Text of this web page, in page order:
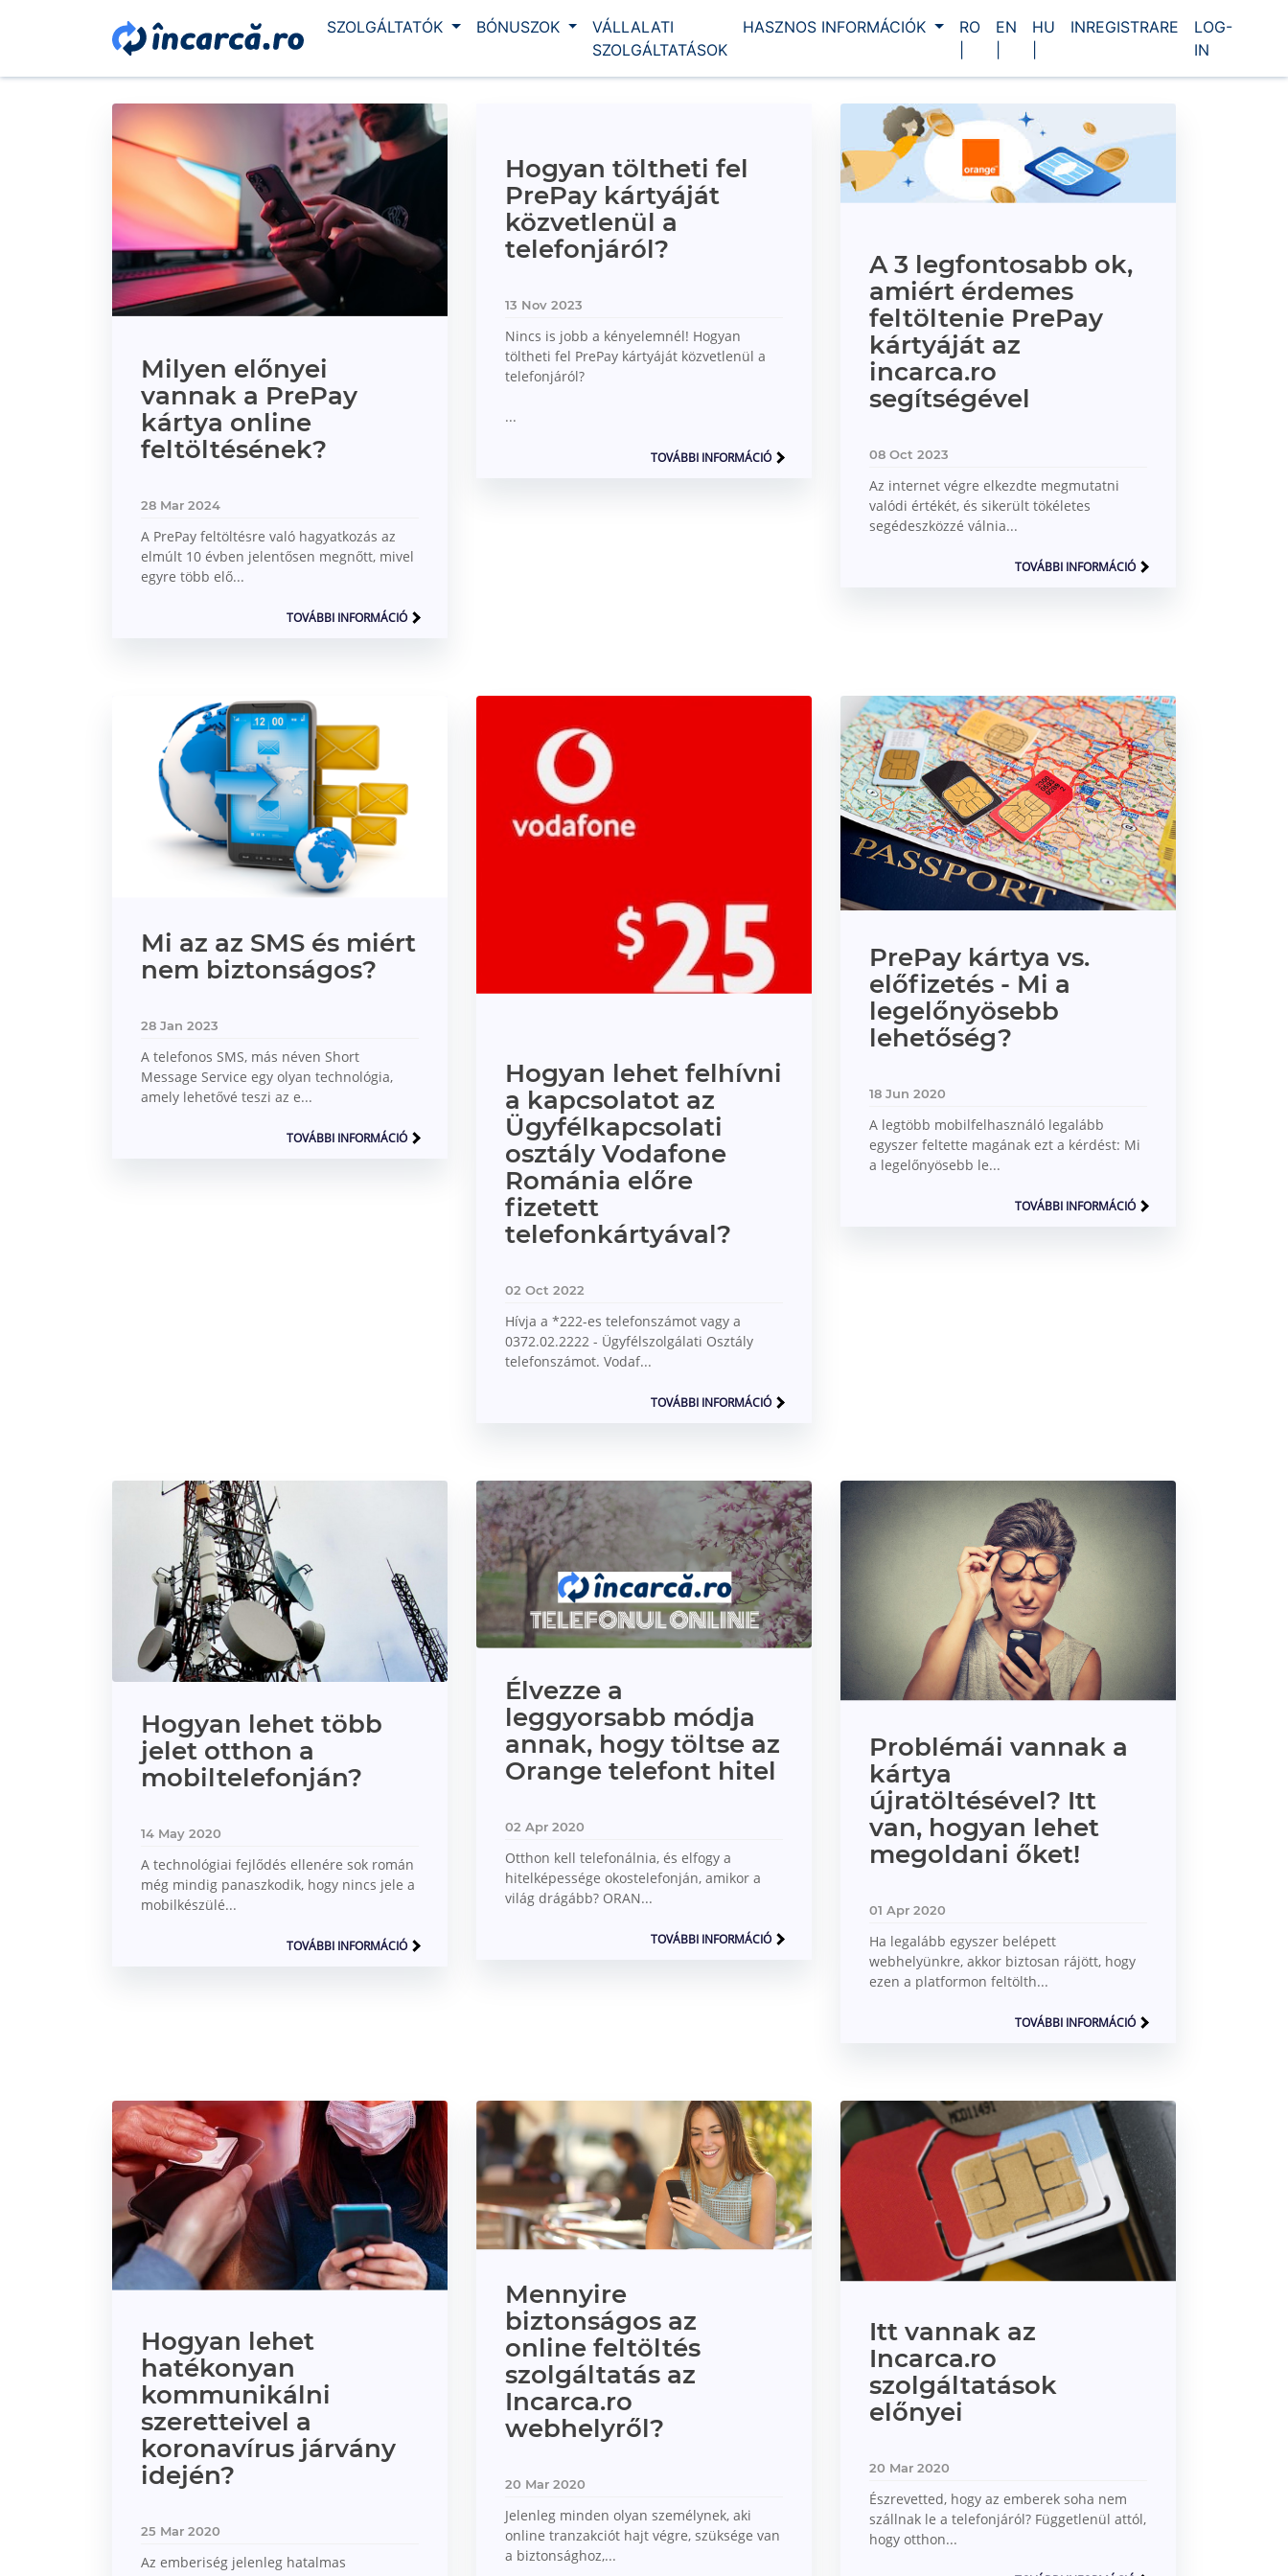
SZOLGÁLTATÓK BÓNUSZOK
VÁLLALATI
SZOLGÁLTATÁSOK
HASZNOS INFORMÁCIÓK
RO
EN
HU
INREGISTRARE
LOG-
IN
Milyen előnyei
vannak a PrePay
kártya online
feltöltésének?
28 Mar 2024
A PrePay feltöltésre való hagyatkozás az
elmúlt 10 évben jelentősen megnőtt, mivel
egyre több elő...
TOVÁBBI INFORMÁCIÓ
Hogyan töltheti fel
PrePay kártyáját
közvetlenül a
telefonjáról?
13 Nov 2023
Nincs is jobb a kényelemnél! Hogyan
töltheti fel PrePay kártyáját közvetlenül a
telefonjáról?
...
TOVÁBBI INFORMÁCIÓ
A 3 legfontosabb ok,
amiért érdemes
feltöltenie PrePay
kártyáját az
incarca.ro
segítségével
08 Oct 2023
Az internet végre elkezdte megmutatni
valódi értékét, és sikerült tökéletes
segédeszközzé válnia...
TOVÁBBI INFORMÁCIÓ
Mi az az SMS és miért
nem biztonságos?
28 Jan 2023
A telefonos SMS, más néven Short
Message Service egy olyan technológia,
amely lehetővé teszi az e...
TOVÁBBI INFORMÁCIÓ
Hogyan lehet felhívni
a kapcsolatot az
Ügyfélkapcsolati
osztály Vodafone
Románia előre
fizetett
telefonkártyával?
02 Oct 2022
Hívja a *222-es telefonszámot vagy a
0372.02.2222 - Ügyfélszolgálati Osztály
telefonszámot. Vodaf...
TOVÁBBI INFORMÁCIÓ
PrePay kártya vs.
előfizetés - Mi a
legelőnyösebb
lehetőség?
18 Jun 2020
A legtöbb mobilfelhasználó legalább
egyszer feltette magának ezt a kérdést: Mi
a legelőnyösebb le...
TOVÁBBI INFORMÁCIÓ
Hogyan lehet több
jelet otthon a
mobiltelefonján?
14 May 2020
A technológiai fejlődés ellenére sok román
még mindig panaszkodik, hogy nincs jele a
mobilkészülé...
TOVÁBBI INFORMÁCIÓ
Élvezze a
leggyorsabb módja
annak, hogy töltse az
Orange telefont hitel
02 Apr 2020
Otthon kell telefonálnia, és elfogy a
hitelképessége okostelefonján, amikor a
világ drágább? ORAN...
TOVÁBBI INFORMÁCIÓ
Problémái vannak a
kártya
újratöltésével? Itt
van, hogyan lehet
megoldani őket!
01 Apr 2020
Ha legalább egyszer belépett
webhelyünkre, akkor biztosan rájött, hogy
ezen a platformon feltölth...
TOVÁBBI INFORMÁCIÓ
Hogyan lehet
hatékonyan
kommunikálni
szeretteivel a
koronavírus járvány
idején?
25 Mar 2020
Az emberiség jelenleg hatalmas
Mennyire
biztonságos az
online feltöltés
szolgáltatás az
Incarca.ro
webhelyről?
20 Mar 2020
Jelenleg minden olyan személynek, aki
online tranzakciót hajt végre, szüksége van
a biztonsághoz,...
Itt vannak az
Incarca.ro
szolgáltatások
előnyei
20 Mar 2020
Észrevetted, hogy az emberek soha nem
szállnak le a telefonjáról? Függetlenül attól,
hogy otthon...